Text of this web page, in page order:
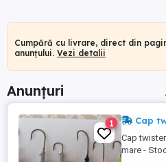
Cumpără cu livrare, direct din
anunțului. Vezi detalii
Anunțuri
1 Cap
Cap
mare -